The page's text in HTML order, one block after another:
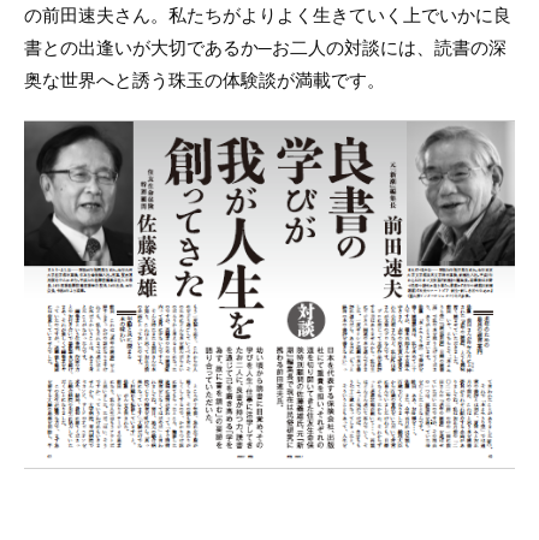
の前田速夫さん。私たちがよりよく生きていく上でいかに良
書との出逢いが大切であるか─お二人の対談には、読書の深
奥な世界へと誘う珠玉の体験談が満載です。